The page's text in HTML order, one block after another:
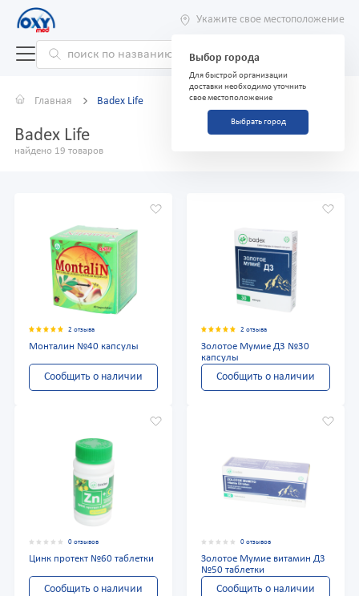
Укажите свое местоположение
Выбор города
Для быстрой организации
доставки необходимо уточнить
свое местоположение
Выбрать город
Главная Badex Life
Badex Life
найдено 19 товаров
2 отзыва
Монталин №40 капсулы
Сообщить о наличии
2 отзыва
Золотое Мумие Д3 №30
капсулы
Сообщить о наличии
0 отзывов
Цинк протект №60 таблетки
Сообщить о наличии
0 отзывов
Золотое Мумие витамин Д3
№50 таблетки
Сообщить о наличии